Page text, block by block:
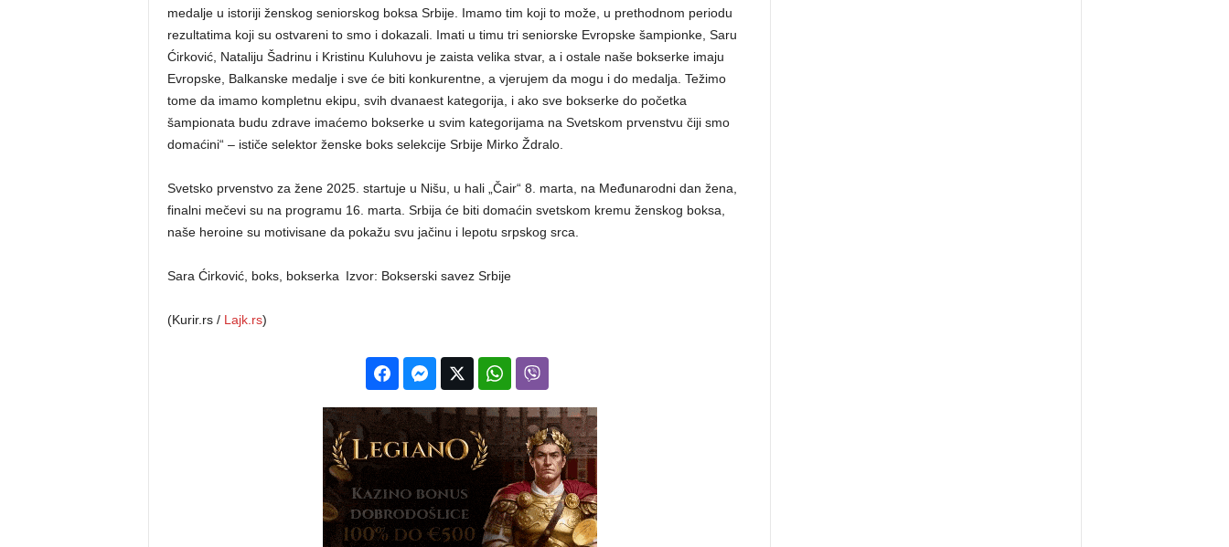
medalje u istoriji ženskog seniorskog boksa Srbije. Imamo tim koji to može, u prethodnom periodu
rezultatima koji su ostvareni to smo i dokazali. Imati u timu tri seniorske Evropske šampionke, Saru
Ćirković, Nataliju Šadrinu i Kristinu Kuluhovu je zaista velika stvar, a i ostale naše bokserke imaju
Evropske, Balkanske medalje i sve će biti konkurentne, a vjerujem da mogu i do medalja. Težimo
tome da imamo kompletnu ekipu, svih dvanaest kategorija, i ako sve bokserke do početka
šampionata budu zdrave imaćemo bokserke u svim kategorijama na Svetskom prvenstvu čiji smo
domaćini“ – ističe selektor ženske boks selekcije Srbije Mirko Ždralo.
Svetsko prvenstvo za žene 2025. startuje u Nišu, u hali „Čair“ 8. marta, na Međunarodni dan žena,
finalni mečevi su na programu 16. marta. Srbija će biti domaćin svetskom kremu ženskog boksa,
naše heroine su motivisane da pokažu svu jačinu i lepotu srpskog srca.
Sara Ćirković, boks, bokserkaIzvor: Bokserski savez Srbije
(Kurir.rs / Lajk.rs)